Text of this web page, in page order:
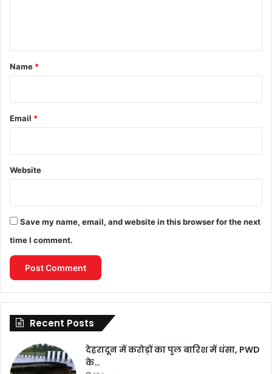
*
Name *
Email *
Website
Save my name, email, and website in this browser for the next
time I comment.
Recent Posts
देहरादून में करोड़ों का पुल बारिश में धंसा, PWD
के…